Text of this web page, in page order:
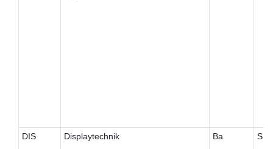
DIS Displaytechnik Ba S